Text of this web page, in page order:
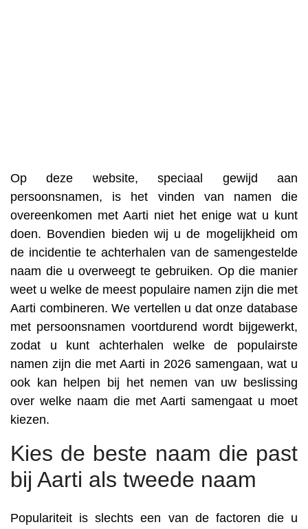
Op deze website, speciaal gewijd aan
persoonsnamen, is het vinden van namen die
overeenkomen met Aarti niet het enige wat u kunt
doen. Bovendien bieden wij u de mogelijkheid om
de incidentie te achterhalen van de samengestelde
naam die u overweegt te gebruiken. Op die manier
weet u welke de meest populaire namen zijn die met
Aarti combineren. We vertellen u dat onze database
met persoonsnamen voortdurend wordt bijgewerkt,
zodat u kunt achterhalen welke de populairste
namen zijn die met Aarti in 2026 samengaan, wat u
ook kan helpen bij het nemen van uw beslissing
over welke naam die met Aarti samengaat u moet
kiezen.
Kies de beste naam die past
bij Aarti als tweede naam
Populariteit is slechts een van de factoren die u